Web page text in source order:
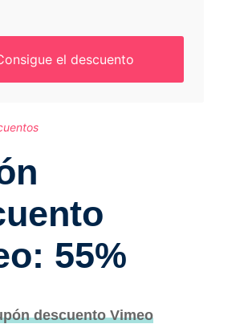
el descuento
55%
descuento Vimeo